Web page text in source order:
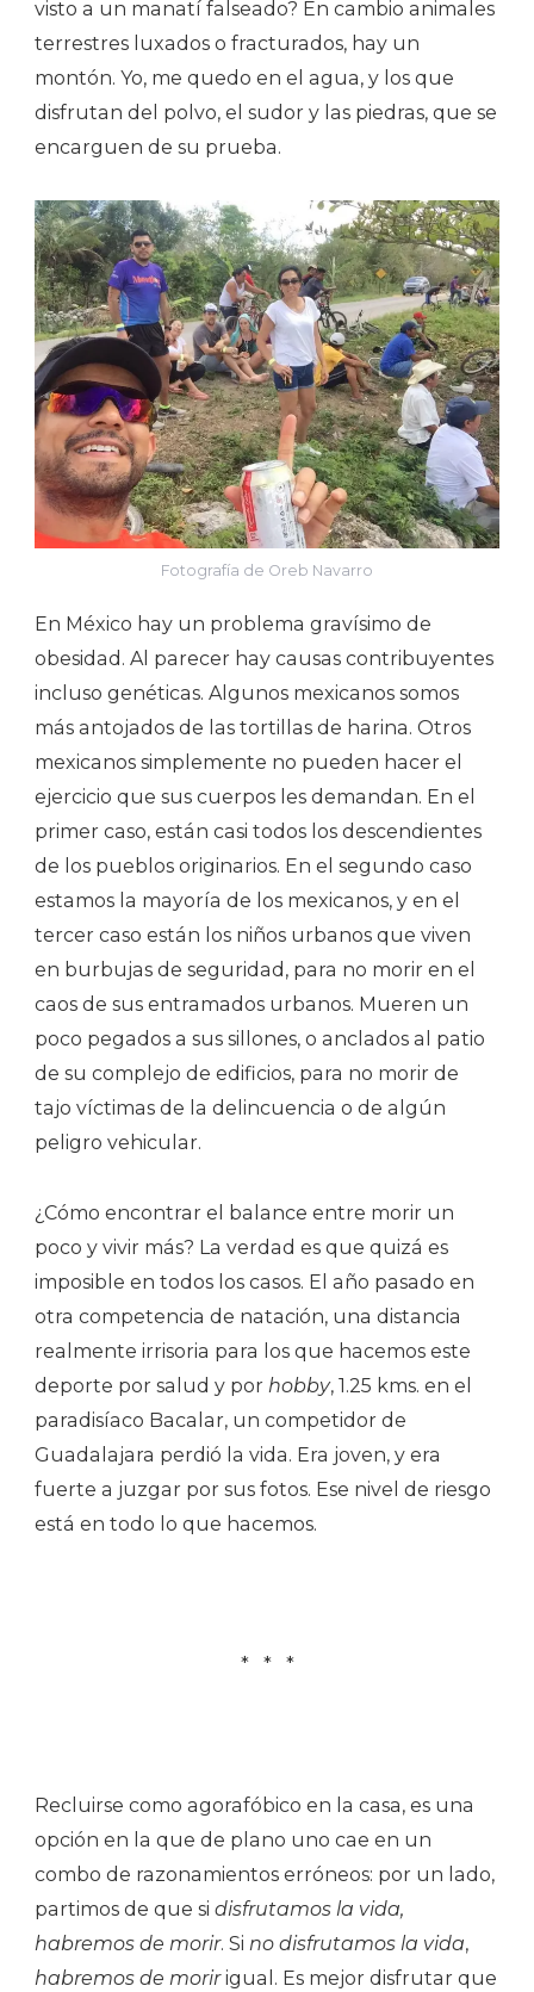
visto a un manatí falseado? En cambio animales
terrestres luxados o fracturados, hay un
montón. Yo, me quedo en el agua, y los que
disfrutan del polvo, el sudor y las piedras, que se
encarguen de su prueba.
Fotografía de Oreb Navarro
En México hay un problema gravísimo de
obesidad. Al parecer hay causas contribuyentes
incluso genéticas. Algunos mexicanos somos
más antojados de las tortillas de harina. Otros
mexicanos simplemente no pueden hacer el
ejercicio que sus cuerpos les demandan. En el
primer caso, están casi todos los descendientes
de los pueblos originarios. En el segundo caso
estamos la mayoría de los mexicanos, y en el
tercer caso están los niños urbanos que viven
en burbujas de seguridad, para no morir en el
caos de sus entramados urbanos. Mueren un
poco pegados a sus sillones, o anclados al patio
de su complejo de edificios, para no morir de
tajo víctimas de la delincuencia o de algún
peligro vehicular.
¿Cómo encontrar el balance entre morir un
poco y vivir más? La verdad es que quizá es
imposible en todos los casos. El año pasado en
otra competencia de natación, una distancia
realmente irrisoria para los que hacemos este
deporte por salud y por hobby, 1.25 kms. en el
paradisíaco Bacalar, un competidor de
Guadalajara perdió la vida. Era joven, y era
fuerte a juzgar por sus fotos. Ese nivel de riesgo
está en todo lo que hacemos.
* * *
Recluirse como agorafóbico en la casa, es una
opción en la que de plano uno cae en un
combo de razonamientos erróneos: por un lado,
partimos de que si disfrutamos la vida,
habremos de morir. Si no disfrutamos la vida,
habremos de moririgual. Es mejor disfrutar que